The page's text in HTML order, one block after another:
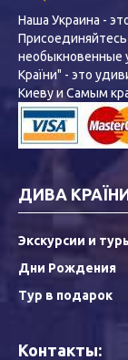
Наша Украина -
необыкновенные
Країни" - это
Киеву и Самым
ДИВА
Экскурсии и
Дни Рождения
Тур в подарок
Контакты: